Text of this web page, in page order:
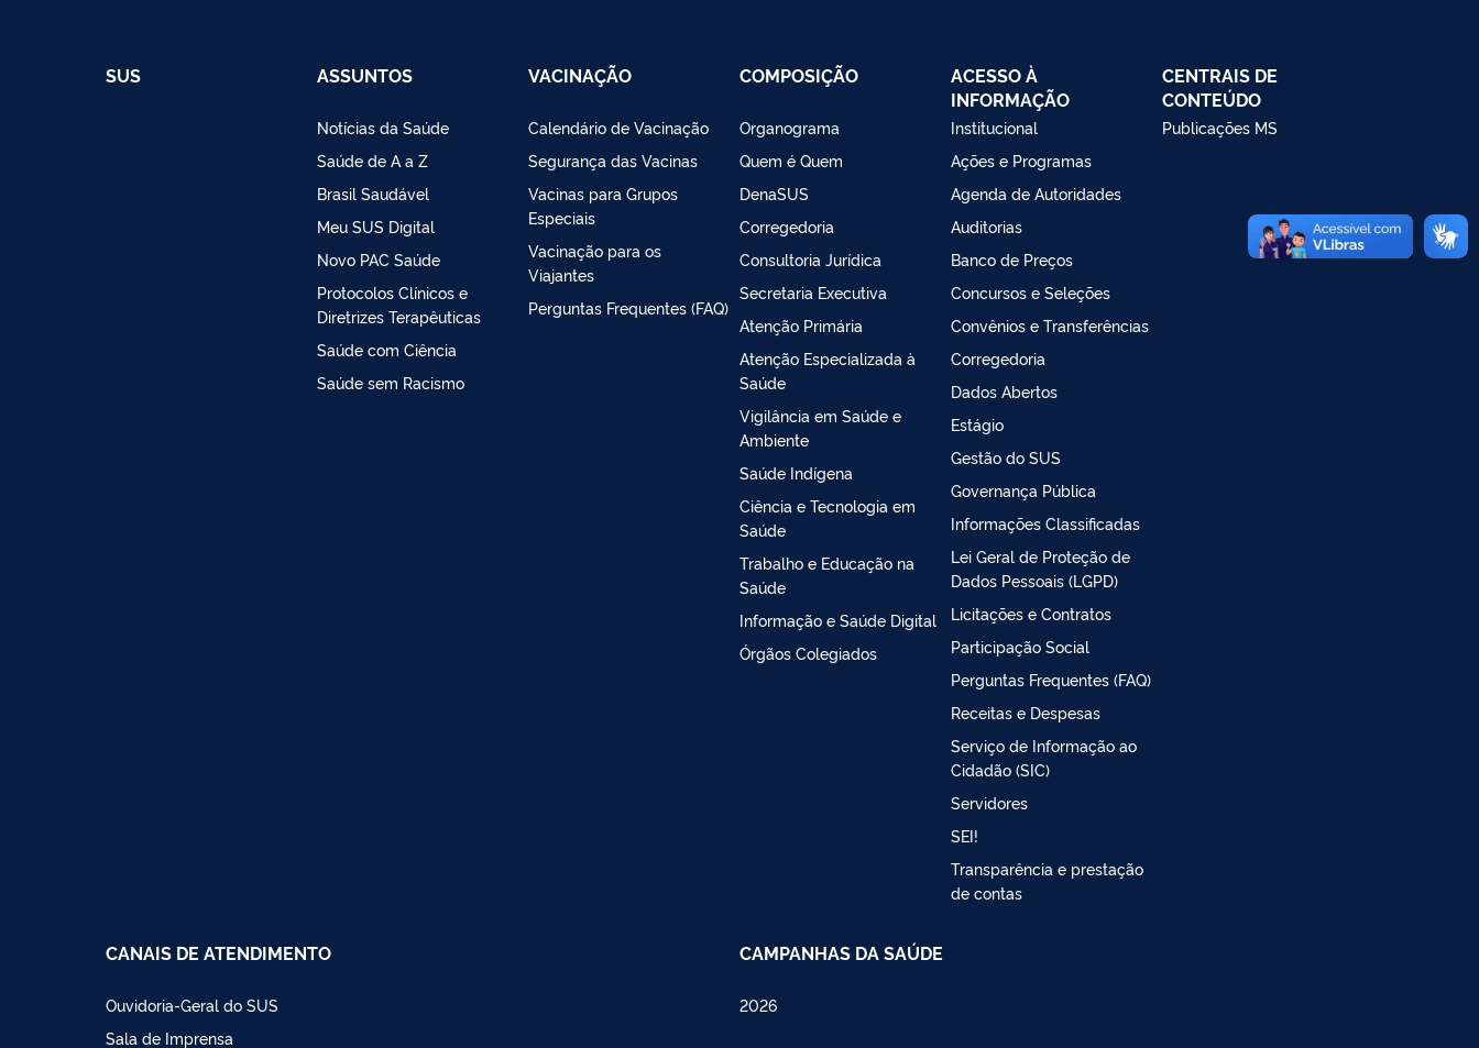
SUS ASSUNTOS
Notícias da Saúde
Saúde de A a Z
Brasil Saudável
Meu SUS Digital
Novo PAC Saúde
Protocolos Clínicos e
Diretrizes Terapêuticas
Saúde com Ciência
Saúde sem Racismo
VACINAÇÃO
Calendário de Vacinação
Segurança das Vacinas
Vacinas para Grupos
Especiais
Vacinação para os
Viajantes
Perguntas Frequentes (FAQ)
COMPOSIÇÃO
Organograma
Quem é Quem
DenaSUS
Corregedoria
Consultoria Jurídica
Secretaria Executiva
Atenção Primária
Atenção Especializada à
Saúde
Vigilância em Saúde e
Ambiente
Saúde Indígena
Ciência e Tecnologia em
Saúde
Trabalho e Educação na
Saúde
Informação e Saúde Digital
Órgãos Colegiados
ACESSO À
INFORMAÇÃO
Institucional
Ações e Programas
Agenda de Autoridades
Auditorias
Banco de Preços
Concursos e Seleções
Convênios e Transferências
Corregedoria
Dados Abertos
Estágio
Gestão do SUS
Governança Pública
Informações Classificadas
Lei Geral de Proteção de
Dados Pessoais (LGPD)
Licitações e Contratos
Participação Social
Perguntas Frequentes (FAQ)
Receitas e Despesas
Serviço de Informação ao
Cidadão (SIC)
Servidores
SEI!
Transparência e prestação
de contas
CENTRAIS DE
CONTEÚDO
Publicações MS
CANAIS DE ATENDIMENTO
Ouvidoria-Geral do SUS
Sala de Imprensa
CAMPANHAS DA SAÚDE
2026